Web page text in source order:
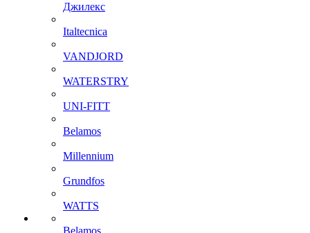
Джилекс
Italtecnica
VANDJORD
WATERSTRY
UNI-FITT
Belamos
Millennium
Grundfos
WATTS
Belamos